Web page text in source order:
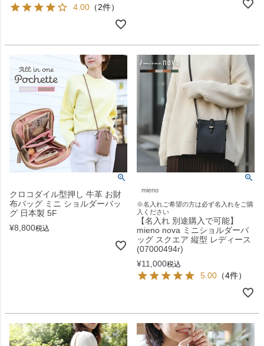
4.00 （2件）
クロコダイル型押し 牛革 お財
布バッグ ミニ ショルダーバッ
グ 日本製 5F
¥8,800税込
mieno
※名入れご希望の方は必ず名入れをご購
入ください
【名入れ 別途購入で可能】
mieno nova ミニショルダーバ
ッグ スクエア 縦型 レディース
(07000494r)
¥11,000税込
5.00 （4件）